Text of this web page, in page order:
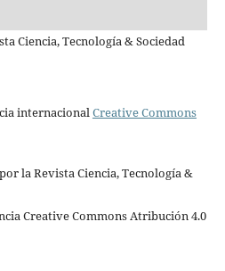
Ciencia, Tecnología & Sociedad
internacionalCreative Commons
la Revista Ciencia, Tecnología &
Creative Commons Atribución 4.0